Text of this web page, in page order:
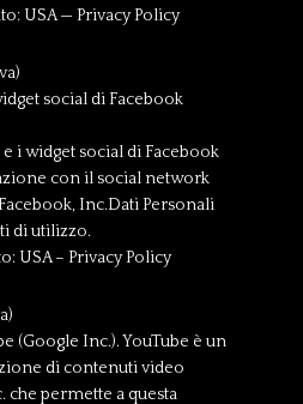
USA — Privacy Policy
social di Facebook
e i widget social di Facebook
con il social network
Inc.Dati Personali
di utilizzo.
USA – Privacy Policy
(Google Inc.). YouTube è un
di contenuti video
che permette a questa